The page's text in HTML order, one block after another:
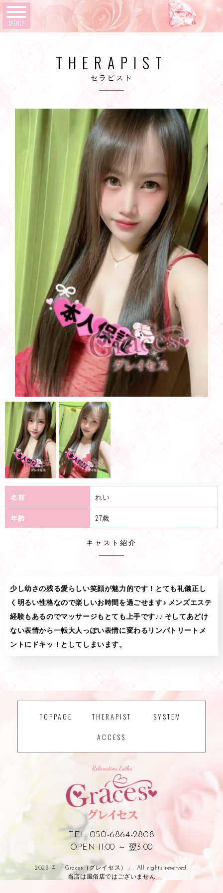
MENU
セラピスト
THERAPIST
名前
れい
年齢
27歳
キャスト紹介
少し幼さの残る愛らしい笑顔が魅力的です！とても礼儀正し
く明るい性格なので楽しいお時間を過ごせます♪ メンズエステ
経験もあるのでマッサージもとても上手です♪♪ そしてあどけ
ない表情から一転大人っぽい表情に変わるリンパトリートメ
ントにドキッ！としてしまいます。
TOPPAGE THERAPIST
SYSTEM
ACCESS
TEL 050-6864-2808
OPEN 11:00 ～ 翌3:00
2023 © 「Graces（グレイセス）」. All rights reserved.
当店は風俗店ではございません